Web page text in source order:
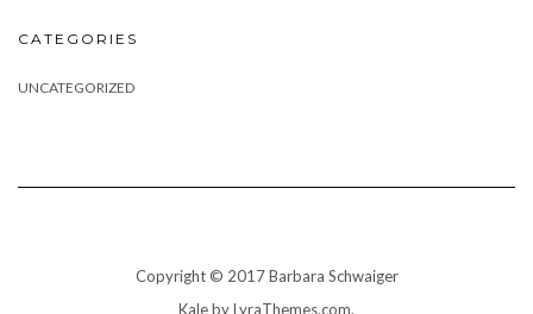
CATEGORIES
UNCATEGORIZED
Copyright © 2017 Barbara Schwaiger
Kaleby LyraThemes.com.